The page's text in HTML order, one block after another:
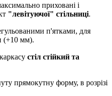
приховані і
"левітуючої" стільниці.
п'ятками, для
(+10 мм).
стіл стійкий та
прямокутну форму, в розрізі